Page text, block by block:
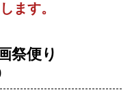
ます。
祭便り